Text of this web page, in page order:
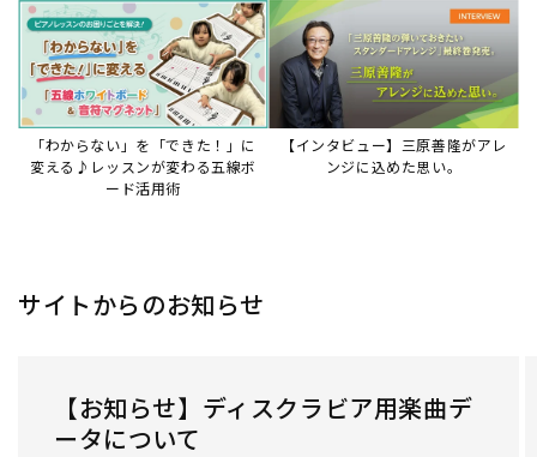
「わからない」を「できた！」に
変える♪レッスンが変わる五線ボ
ード活用術
【インタビュー】三原善隆がアレ
ンジに込めた思い。
サイトからのお知らせ
【お知らせ】ディスクラビア用楽曲デ
ータについて